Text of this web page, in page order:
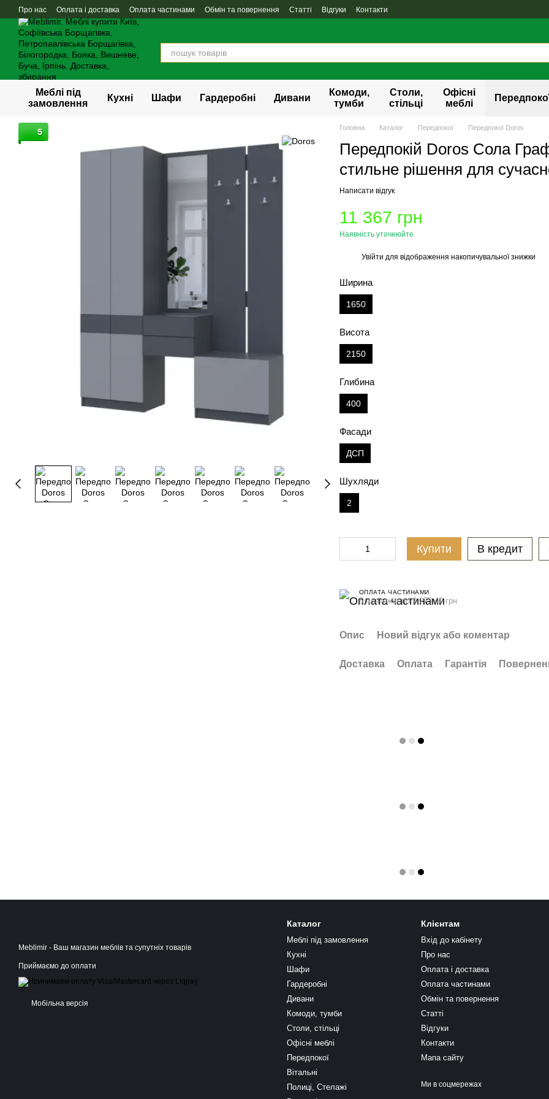
Перейти до основного контенту
Про нас Оплата і доставка Оплата частинами Обмін та повернення Статті Відгуки Контакти
Меблі під
замовлення
Кухні Шафи Гардеробні Дивани
Комоди,
тумби
Столи,
стільці
Офісні
меблі
5 Головна Каталог Передпокої Передпокої Doros
Передпокій Doros Сола
стильне рішення для
Написати відгук
11 367 грн
Наявність уточнюйте
Увійти для відображення накопичувальної знижки
Ширина
1650
Висота
2150
Глибина
400
Фасади
ДСП
Шухляди
2
Купити В кредит
ОПЛАТА ЧАСТИНАМИ
5 платежів по 2 273.40 грн
Опис Новий відгук або коментар
Доставка Оплата Гарантія
Meblimir - Ваш магазин меблів та супутніх товарів
Приймаємо до оплати
Мобільна версія
Каталог
Меблі під замовлення
Кухні
Шафи
Гардеробні
Дивани
Комоди, тумби
Столи, стільці
Офісні меблі
Передпокої
Вітальні
Полиці, Стелажі
Клієнтам
Вхід до кабінету
Про нас
Оплата і доставка
Оплата частинами
Обмін та повернення
Статті
Відгуки
Контакти
Мапа сайту
Ми в соцмережах